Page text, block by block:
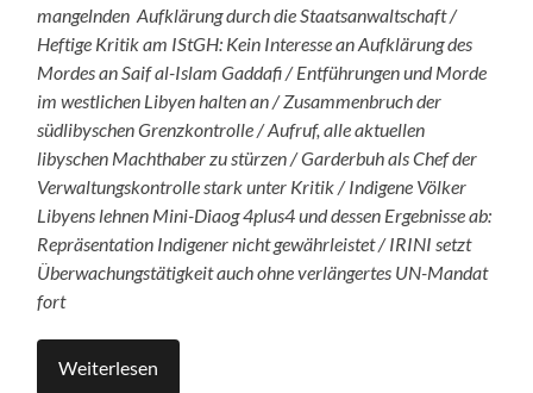
mangelnden Aufklärung durch die Staatsanwaltschaft /
Heftige Kritik am IStGH: Kein Interesse an Aufklärung des
Mordes an Saif al-Islam Gaddafi / Entführungen und Morde
im westlichen Libyen halten an / Zusammenbruch der
südlibyschen Grenzkontrolle / Aufruf, alle aktuellen
libyschen Machthaber zu stürzen / Garderbuh als Chef der
Verwaltungskontrolle stark unter Kritik / Indigene Völker
Libyens lehnen Mini-Diaog 4plus4 und dessen Ergebnisse ab:
Repräsentation Indigener nicht gewährleistet / IRINI setzt
Überwachungstätigkeit auch ohne verlängertes UN-Mandat
fort
Weiterlesen